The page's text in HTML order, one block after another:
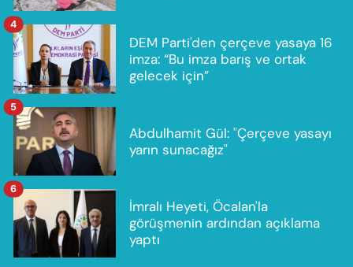
DEM Parti'den çerçeve yasaya 16
imza: “Bu imza barış ve ortak
gelecek için”
4
Abdulhamit Gül: "Çerçeve yasayı
yarın sunacağız"
5
İmralı Heyeti, Öcalan'la
görüşmenin ardından açıklama
yaptı
6